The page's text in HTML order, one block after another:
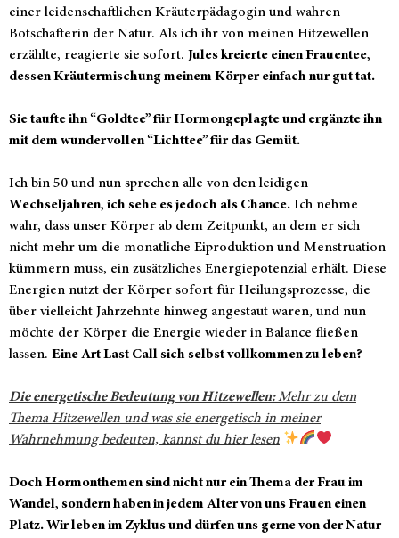
einer leidenschaftlichen Kräuterpädagogin und wahren
Botschafterin der Natur. Als ich ihr von meinen Hitzewellen
erzählte, reagierte sie sofort. Jules kreierte einen Frauentee,
dessen Kräutermischung meinem Körper einfach nur gut tat.
Sie taufte ihn “Goldtee” für Hormongeplagte und ergänzte ihn
mit dem wundervollen “Lichttee” für das Gemüt.
Ich bin 50 und nun sprechen alle von den leidigen
Wechseljahren, ich sehe es jedoch als Chance. Ich nehme
wahr, dass unser Körper ab dem Zeitpunkt, an dem er sich
nicht mehr um die monatliche Eiproduktion und Menstruation
kümmern muss, ein zusätzliches Energiepotenzial erhält. Diese
Energien nutzt der Körper sofort für Heilungsprozesse, die
über vielleicht Jahrzehnte hinweg angestaut waren, und nun
möchte der Körper die Energie wieder in Balance fließen
lassen. Eine Art Last Call sich selbst vollkommen zu leben?
Die energetische Bedeutung von Hitzewellen:Mehr zu dem
Thema Hitzewellen und was sie energetisch in meiner
Wahrnehmung bedeuten, kannst du hier lesen
Doch Hormonthemen sind nicht nur ein Thema der Frau im
Wandel, sondern habenin jedem Alter von uns Frauen einen
Platz. Wir leben im Zyklus und dürfen uns gerne von der Natur